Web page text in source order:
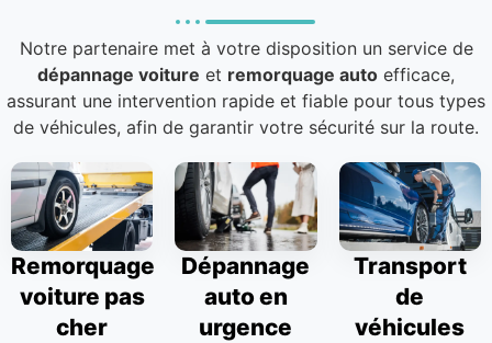
Notre partenaire met à votre disposition un service de
dépannage voiture et remorquage auto efficace,
assurant une intervention rapide et fiable pour tous types
de véhicules, afin de garantir votre sécurité sur la route.
Remorquage
voiture pas
cher
Dépannage
auto en
urgence
Transport
de
véhicules